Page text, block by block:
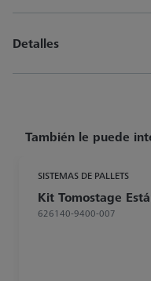
Detalles
También le puede
SISTEMAS DE PALLETS
Kit Tomostage
626140-9400-007